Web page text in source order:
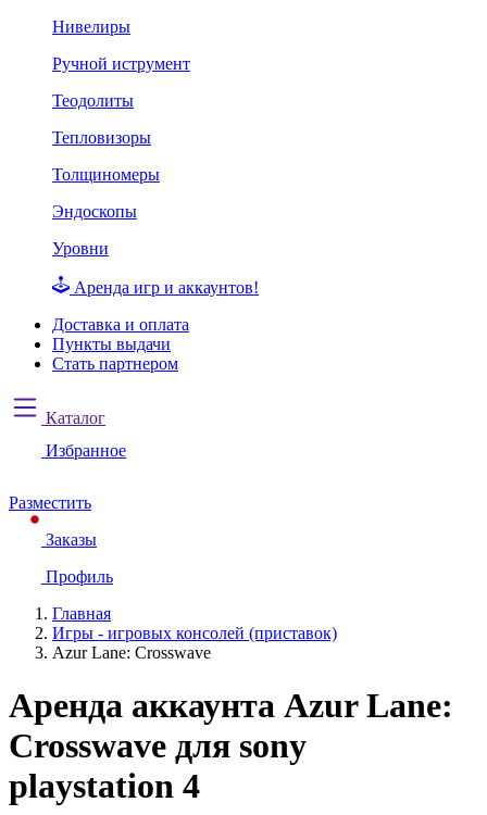
Нивелиры
Ручной иструмент
Теодолиты
Тепловизоры
Толщиномеры
Эндоскопы
Уровни
Аренда игр и аккаунтов!
Доставка и оплата
Пункты выдачи
Стать партнером
Каталог
Избранное
Разместить
Заказы
Профиль
Главная
Игры - игровых консолей (приставок)
Azur Lane: Crosswave
Аренда аккаунта Azur Lane:
Crosswave для sony
playstation 4